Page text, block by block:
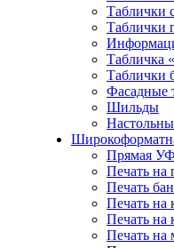
Таблички
Таблички
Табличка
Таблички
Фасадные
Шильды
Прямая
Печать на
Печать
Печать на
Печать на
Печать на